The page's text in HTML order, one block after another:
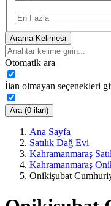
—
Arama Kelimesi
Otomatik ara
İlan olmayan seçenekleri
Ara (0 ilan)
Ana Sayfa
Satılık Dağ Evi
Kahramanmaraş
Kahramanmaraş
Onikişubat